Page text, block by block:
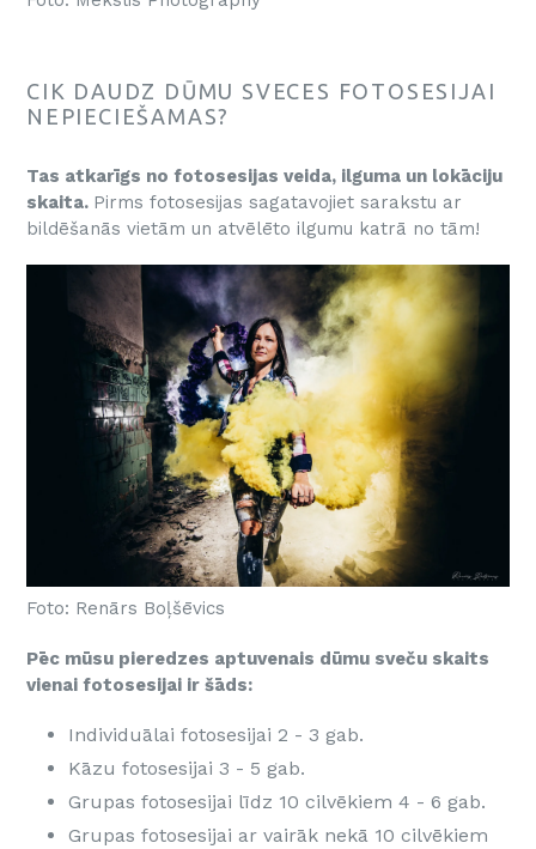
CIK DAUDZ DŪMU SVECES FOTOSESIJAI
NEPIECIEŠAMAS?
Tas atkarīgs no fotosesijas veida, ilguma un lokāciju
skaita. Pirms fotosesijas sagatavojiet sarakstu ar
bildēšanās vietām un atvēlēto ilgumu katrā no tām!
Foto: Renārs Boļšēvics
Pēc mūsu pieredzes aptuvenais dūmu sveču skaits
vienai fotosesijai ir šāds:
Individuālai fotosesijai 2 - 3 gab.
Kāzu fotosesijai 3 - 5 gab.
Grupas fotosesijai līdz 10 cilvēkiem 4 - 6 gab.
Grupas fotosesijai ar vairāk nekā 10 cilvēkiem